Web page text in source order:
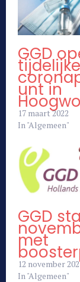
GGD
tijdelijke
unt in
17 maart 2022
In "Algemeen"
GGD
met
12 november
In "Algemeen"